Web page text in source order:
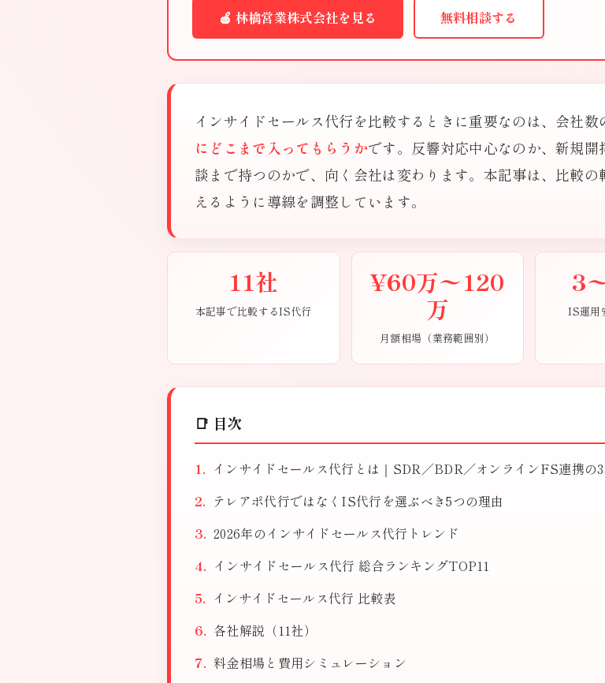
🍎 林檎営業株式会社を見る 無料相談する
インサイドセールス代行を比較するときに重要なのは、会社数
にどこまで入ってもらうかです。反響対応中心なのか、新規
談まで持つのかで、向く会社は変わります。本記事は、比較
えるように導線を調整しています。
11社
本記事で比較するIS代行
¥60万〜120
万
月額相場（業務範囲別）
3
IS運用
📑 目次
インサイドセールス代行とは｜SDR／BDR／オンラインFS連携の
テレアポ代行ではなくIS代行を選ぶべき5つの理由
2026年のインサイドセールス代行トレンド
インサイドセールス代行 総合ランキングTOP11
インサイドセールス代行 比較表
各社解説（11社）
料金相場と費用シミュレーション